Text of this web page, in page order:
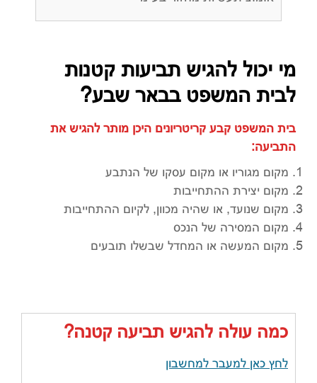
מי יכול להגיש תביעות קטנות
לבית המשפט בבאר שבע?
בית המשפט קבע קריטריונים היכן מותר להגיש את
התביעה:
מקום מגוריו או מקום עסקו של הנתבע
מקום יצירת ההתחייבות
מקום שנועד, או שהיה מכוון, לקיום ההתחייבות
מקום המסירה של הנכס
מקום המעשה או המחדל שבשלו תובעים
כמה עולה להגיש תביעה קטנה?
לחץ כאן למעבר למחשבון